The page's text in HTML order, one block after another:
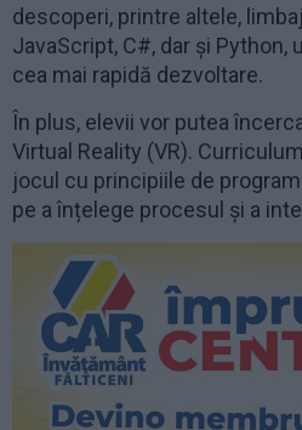
descoperi, printre altele,
JavaScript, C#, dar și Python,
cea mai rapidă dezvoltare.
În plus, elevii vor putea
Virtual Reality (VR).
jocul cu principiile de
pe a înțelege procesul și a